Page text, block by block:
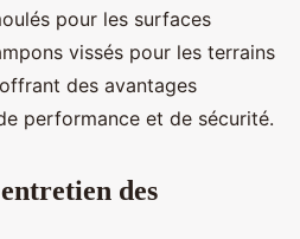
pour les surfaces
vissés pour les terrains
des avantages
performance et de sécurité.
des